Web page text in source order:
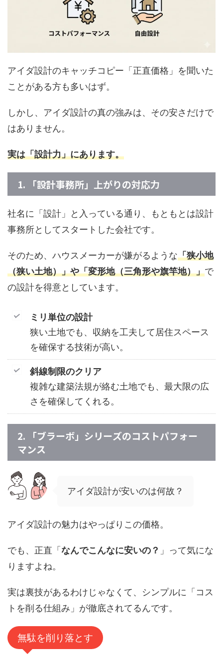
アイダ設計のキャッチコピー「正直価格」を聞いた
ことがある方も多いはず。
しかし、アイダ設計の真の強みは、その安さだけで
はありません。
実は「設計力」にあります。
1. 「設計事務所」上がりの対応力
社名に「設計」と入っている通り、もともとは設計
事務所としてスタートした会社です。
そのため、ハウスメーカーが嫌がるような「狭小地
（狭い土地）」や「変形地（三角形や旗竿地）」で
の設計を得意としています。
ミリ単位の設計
狭い土地でも、収納を工夫して居住スペース
を確保する技術が高い。
斜線制限のクリア
複雑な建築法規が絡む土地でも、最大限の広
さを確保してくれる。
2. 「ブラーボ」シリーズのコストパフォー
マンス
アイダ設計が安いのは何故？
アイダ設計の魅力はやっぱりこの価格。
でも、正直「 なんでこんなに安いの？ 」って気にな
りますよね。
実は裏技があるわけじゃなくて、シンプルに「コス
トを削る仕組み」が徹底されてるんです。
無駄を削り落とす